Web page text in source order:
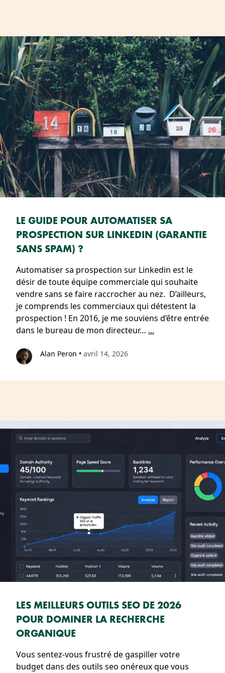
LE GUIDE POUR AUTOMATISER SA
PROSPECTION SUR LINKEDIN (GARANTIE
SANS SPAM) ?
Automatiser sa prospection sur Linkedin est le
désir de toute équipe commerciale qui souhaite
vendre sans se faire raccrocher au nez. D’ailleurs,
je comprends les commerciaux qui détestent la
prospection ! En 2016, je me souviens d’être entrée
dans le bureau de mon directeur… ...
Alan Peron • avril 14, 2026
LES MEILLEURS OUTILS SEO DE 2026
POUR DOMINER LA RECHERCHE
ORGANIQUE
Vous sentez-vous frustré de gaspiller votre
budget dans des outils seo onéreux que vous